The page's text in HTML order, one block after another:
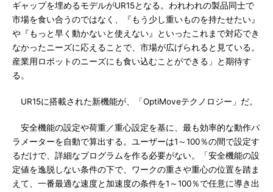
ギャップを埋めるモデルがUR15となる。われわれの製品同士で
市場を食い合うのではなく、『もう少し重いものを持たせたい』
や『もっと早く動かないと使えない』といったこれまで対応でき
なかったニーズに応えることで、市場が広げられると見ている。
産業用ロボットのニーズにも食い込むことができる」と期待す
る。
UR15に搭載された新機能が、「OptiMoveテクノロジー」だ。
安全機能の設定や荷重／重心設定を基に、最も効率的な動作パ
ラメーターを自動で算出する。ユーザーは1～100％の間で設定す
るだけで、詳細なプログラムを作る必要がない。「安全機能の設
定値を逸脱しない条件の下で、ワークの重さや重心の位置を踏ま
えて、一番最適な速度と加速度の条件を1～100％で任意に導き出